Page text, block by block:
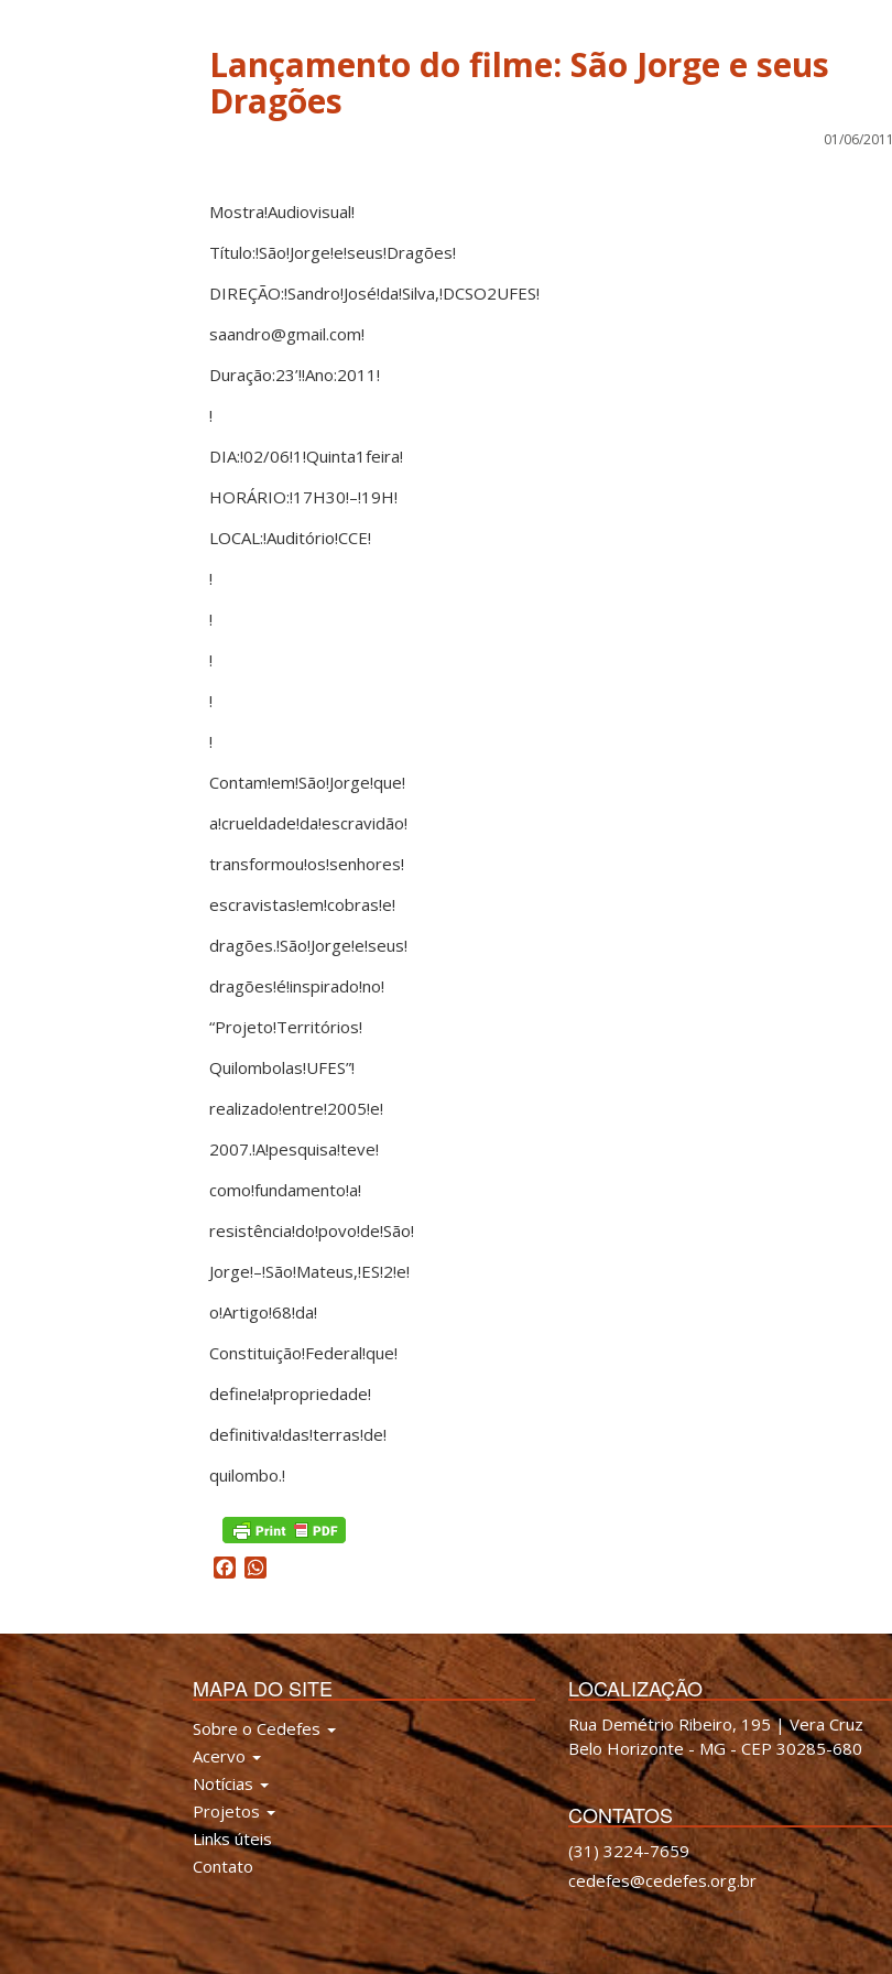
Lançamento do filme: São Jorge e seus
Dragões
01/06/2011
Mostra!Audiovisual!
Título:!São!Jorge!e!seus!Dragões!
DIREÇÃO:!Sandro!José!da!Silva,!DCSO2UFES!
saandro@gmail.com!
Duração:23’!!Ano:2011!
!
DIA:!02/06!1!Quinta1feira!
HORÁRIO:!17H30!–!19H!
LOCAL:!Auditório!CCE!
!
!
!
!
!
Contam!em!São!Jorge!que!
a!crueldade!da!escravidão!
transformou!os!senhores!
escravistas!em!cobras!e!
dragões.!São!Jorge!e!seus!
dragões!é!inspirado!no!
“Projeto!Territórios!
Quilombolas!UFES”!
realizado!entre!2005!e!
2007.!A!pesquisa!teve!
como!fundamento!a!
resistência!do!povo!de!São!
Jorge!–!São!Mateus,!ES!2!e!
o!Artigo!68!da!
Constituição!Federal!que!
define!a!propriedade!
definitiva!das!terras!de!
quilombo.!
Facebook
MAPA DO SITE
Sobre o Cedefes
Acervo
Notícias
Projetos
Links úteis
Contato
LOCALIZAÇÃO
Rua Demétrio Ribeiro, 195 | Vera Cruz
Belo Horizonte - MG - CEP 30285-680
CONTATOS
(31) 3224-7659
cedefes@cedefes.org.br